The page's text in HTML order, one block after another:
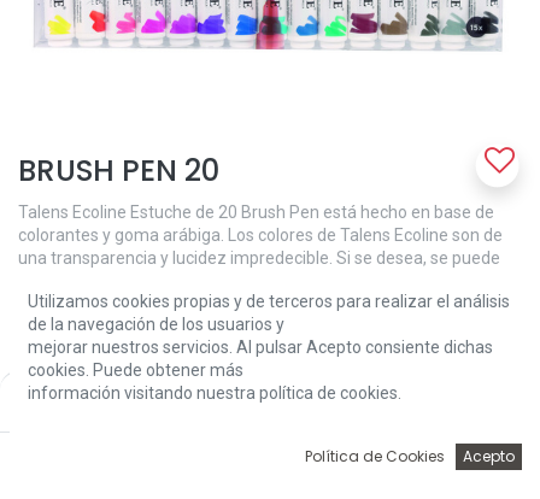
Price:
Add to Cart
BRUSH PEN 20
Talens Ecoline Estuche de 20 Brush Pen está hecho en base de
colorantes y goma arábiga. Los colores de Talens Ecoline son de
una transparencia y lucidez impredecible. Si se desea, se puede
agua o con el Brush Pen blender (mezclador para rotulador
pincel). Para conservar bien los colores, se aconseja guardar las
obras en una carpeta. La fórmula concentrada de Talens Ecoline
de los Brush Pen compagina perfectamente con la Ecoline de los
frascos. Con el Brush Pen blender (mezclador para rotulador
deslavados y transiciones de colores. Si se te olvida tapar el Brush
Pen, no hay problema: la punta vuelve a su estado original
Utilizamos cookies propias y de terceros para realizar el análisis
de la navegación de los usuarios y
mejorar nuestros servicios. Al pulsar Acepto consiente dichas
cookies. Puede obtener más
información visitando nuestra política de cookies.
Política de Cookies Acepto